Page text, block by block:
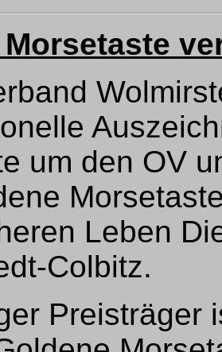
um den OV
Leben
Colbitz.
Preisträger